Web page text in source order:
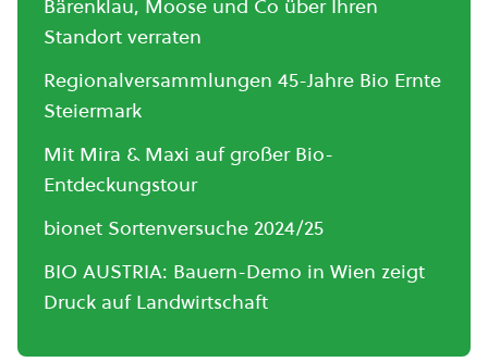
Bärenklau, Moose und Co über Ihren
Standort verraten
Regionalversammlungen 45-Jahre Bio Ernte
Steiermark
Mit Mira & Maxi auf großer Bio-
Entdeckungstour
bionet Sortenversuche 2024/25
BIO AUSTRIA: Bauern-Demo in Wien zeigt
Druck auf Landwirtschaft